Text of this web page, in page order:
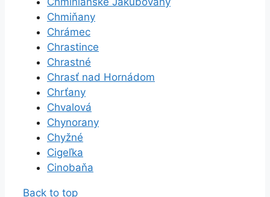
Chmiňany
Chrámec
Chrastince
Chrastné
Chrasť nad Hornádom
Chrťany
Chvalová
Chynorany
Chyžné
Cigeľka
Cinobaňa
Back to top